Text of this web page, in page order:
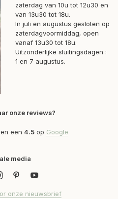
zaterdag van 10u tot 12u30 en
van 13u30 tot 18u.
In juli en augustus gesloten op
zaterdagvoormiddag, open
vanaf 13u30 tot 18u.
Uitzonderlijke sluitingsdagen :
1 en 7 augustus.
onze reviews?
een 4.5 op Google
media
onze nieuwsbrief